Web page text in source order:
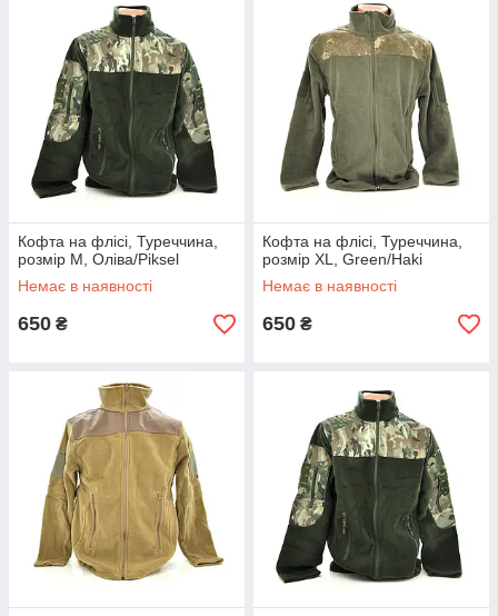
Кофта на флісі, Туреччина,
розмір M, Оліва/Piksel
Немає в наявності
650 ₴
Кофта на флісі, Туреччина,
розмір XL, Green/Haki
Немає в наявності
650 ₴